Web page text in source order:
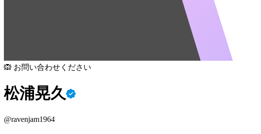
🙉 お問い合わせください
松浦晃久
@ravenjam1964